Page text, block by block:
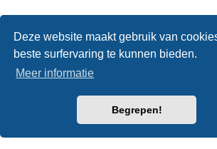
Deze website maakt gebruik van
beste surfervaring te kunnen bieden.
Meer informatie
Begrepen!